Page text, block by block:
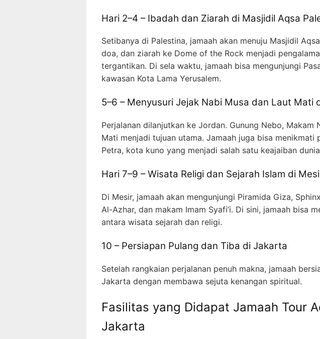
Hari 2–4 – Ibadah dan Ziarah di Masjidil Aqsa
Setibanya di Palestina, jamaah akan menuju Masjidil
doa, dan ziarah ke Dome of the Rock menjadi
tergantikan. Di sela waktu, jamaah bisa mengunjungi
kawasan Kota Lama Yerusalem.
5–6 – Menyusuri Jejak Nabi Musa dan Laut Mati
Perjalanan dilanjutkan ke Jordan. Gunung Nebo, Makam
Mati menjadi tujuan utama. Jamaah juga bisa menikmati
Petra, kota kuno yang menjadi salah satu keajaiban
Hari 7–9 – Wisata Religi dan Sejarah Islam di
Di Mesir, jamaah akan mengunjungi Piramida Giza,
Al-Azhar, dan makam Imam Syafi’i. Di sini, jamaah bisa
antara wisata sejarah dan religi.
10 – Persiapan Pulang dan Tiba di Jakarta
Setelah rangkaian perjalanan penuh makna, jamaah
Jakarta dengan membawa sejuta kenangan spiritual.
Fasilitas yang Didapat Jamaah Tour
Jakarta